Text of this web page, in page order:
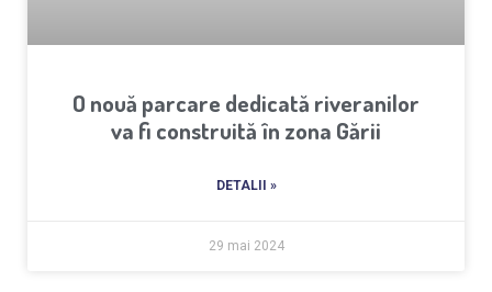
O nouă parcare dedicată riveranilor
va fi construită în zona Gării
DETALII »
29 mai 2024